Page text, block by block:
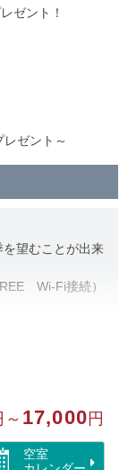
ゼント！
ゼント～
望むことが出来
Wi-Fi接続）
粉 石鹸 ドライ
～ 17,000 円
空室